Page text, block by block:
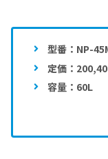
型番：NP-
定価：
容量：60L